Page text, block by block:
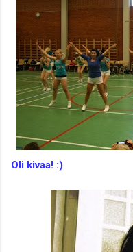
Oli kivaa! :)